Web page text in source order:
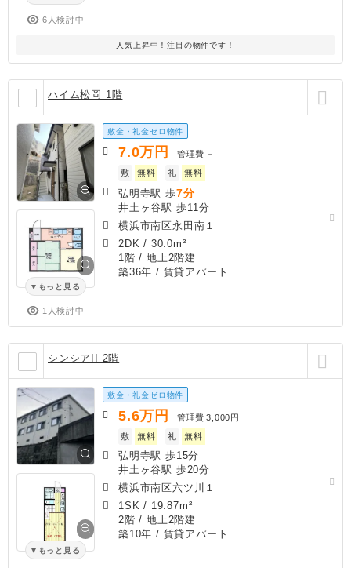
6人検討中
人気上昇中！注目の物件です！
ハイム松岡 1階
もっと見る
1人検討中
敷金・礼金ゼロ物件
7.0万円 管理費 －
敷
無料 礼 無料
弘明寺駅 歩7分
井土ヶ谷駅 歩11分
横浜市南区永田南１
2DK / 30.0m²
1階 / 地上2階建
築36年 / 賃貸アパート
シンシアII 2階
もっと見る
敷金・礼金ゼロ物件
5.6万円 管理費 3,000円
敷
無料 礼 無料
弘明寺駅 歩15分
井土ヶ谷駅 歩20分
横浜市南区六ツ川１
1SK / 19.87m²
2階 / 地上2階建
築10年 / 賃貸アパート